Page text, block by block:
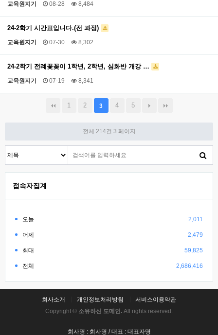
교육원지기 08-28 8,484
24-2학기 시간표입니다.(전 과정)
교육원지기 07-30 8,302
24-2학기 전례꽃꽂이 1학년, 2학년, 심화반 개강 …
교육원지기 07-19 8,341
1 2 3 4 5
전체 214건 3 페이지
접속자집계
오늘 2,011
어제 2,479
최대 59,825
전체 2,686,416
회사소개 개인정보처리방침
서비스이용약관
Copyright © 소유하신 도메인. All rights reserved.
회사명 : 회사명 / 대표 : 대표자명